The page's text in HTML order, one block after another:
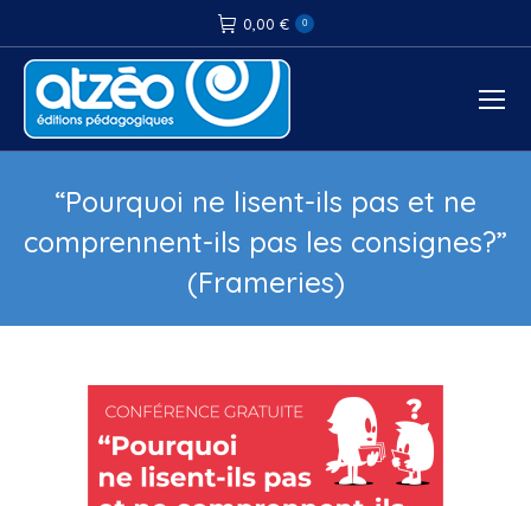
0,00 € 0
“Pourquoi ne lisent-ils pas et ne
comprennent-ils pas les consignes?”
(Frameries)